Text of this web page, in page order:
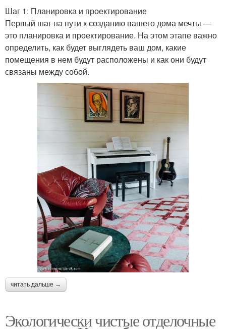
Шаг 1: Планировка и проектирование
Первый шаг на пути к созданию вашего дома мечты —
это планировка и проектирование. На этом этапе важно
определить, как будет выглядеть ваш дом, какие
помещения в нем будут расположены и как они будут
связаны между собой.
читать дальше →
Экологически чистые отделочные